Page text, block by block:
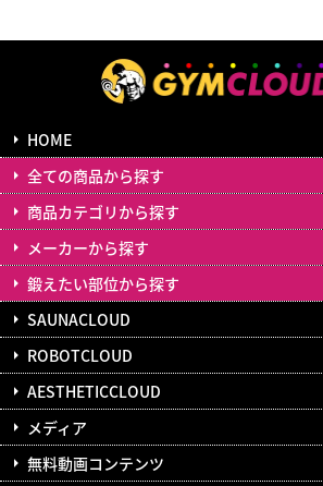
HOME
全ての商品から探す
商品カテゴリから探す
メーカーから探す
鍛えたい部位から探す
SAUNACLOUD
ROBOTCLOUD
AESTHETICCLOUD
メディア
無料動画コンテンツ